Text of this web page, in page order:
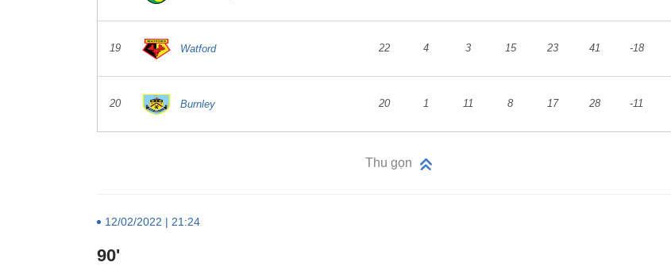
19 Watford 22 4 3 15 23 41 -18
20 Burnley 20 1 11 8 17 28 -11
Thu gọn
12/02/2022 | 21:24
90'